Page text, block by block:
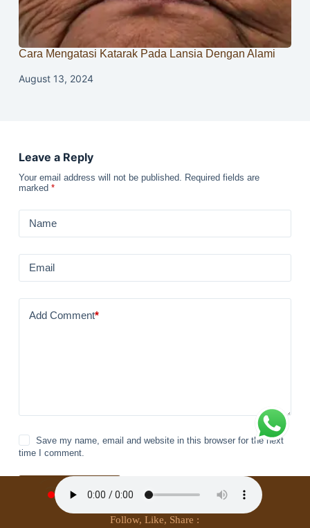
Cara Mengatasi Katarak Pada Lansia Dengan Alami
August 13, 2024
Leave a Reply
Your email address will not be published. Required fields are
marked *
Name
Email
Add Comment*
Save my name, email and website in this browser for the next
time I comment.
Post Comment
Follow, Like, Share :